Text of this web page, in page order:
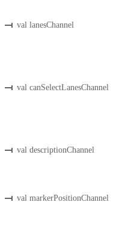
val lanesChannel
val canSelectLanesChannel
val descriptionChannel
val markerPositionChannel